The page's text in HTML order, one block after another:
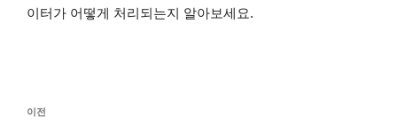
이터가 어떻게 처리되는지 알아보세요.
이
이전